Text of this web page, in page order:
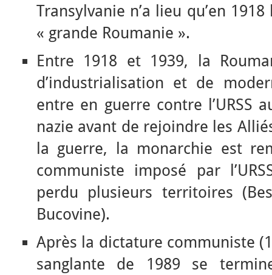
Transylvanie n’a lieu qu’en
« grande Roumanie ».
Entre 1918 et 1939, la
d’industrialisation et de
entre en guerre contre l’URSS
nazie avant de rejoindre les
la guerre, la monarchie est
communiste imposé par
perdu plusieurs territoires
Bucovine).
Après la dictature communiste
sanglante de 1989 se